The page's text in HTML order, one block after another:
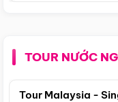
TOUR NƯỚC
Tour Malaysia -